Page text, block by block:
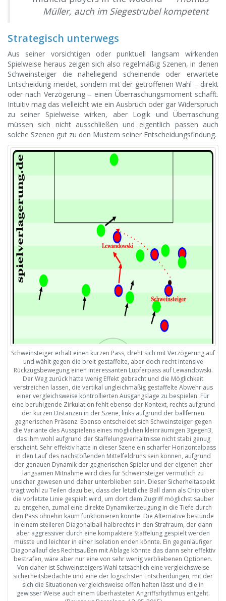
Müller, auch im Siegestrubel kompetent
Strategisch unterwegs
Aus seiner vorsichtigen oder punktuell langsam wirkenden
Spielweise heraus zeigen sich also regelmäßig Szenen, in denen
Schweinsteiger die naheliegend scheinende oder erwartete
Entscheidung meidet, sondern mit der getroffenen Wahl – direkt
oder nach Verzögerung – einen Überraschungsmoment schafft.
Intuitiv mag das vielleicht wie ein Ausbruch oder gar Widerspruch
zu seiner Spielweise wirken, aber Logik und Überraschung
müssen sich nicht ausschließen und eigentlich passen auch
solche Szenen gut zu den Mustern seiner Entscheidungsfindung.
Schweinsteiger erhält einen kurzen Pass, dreht sich mit Verzögerung auf
und wählt gegen die breit gestaffelte, aber doch recht intensive
Rückzugsbewegung einen interessanten Lupferpass auf Lewandowski.
Der Weg zurück hätte wenig Effekt gebracht und die Möglichkeit
verstreichen lassen, die vertikal ungleichmäßig gestaffelte Abwehr aus
einer vergleichsweise kontrollierten Ausgangslage zu bespielen. Für
eine beruhigende Zirkulation fehlt ebenso der Kontext, rechts aufgrund
der kurzen Distanzen in der Szene, links aufgrund der ballfernen
gegnerischen Präsenz. Ebenso entscheidet sich Schweinsteiger gegen
die Variante des Ausspielens eines möglichen kleinräumigen 3gegen3,
das ihm wohl aufgrund der Staffelungsverhältnisse nicht stabi genug
erscheint. Sehr effektiv hätte in dieser Szene ein scharfer Horizontalpass
in den Lauf des nachstoßenden Mittelfeldruns sein können, aufgrund
der genauen Dynamik der gegnerischen Spieler und der eigenen eher
langsamen Mitnahme wird dies für Schweinsteiger vermutlich zu
unsicher gewesen und daher unterblieben sein. Dieser Sicherheitaspekt
trägt wohl zu Teilen dazu bei, dass der letztliche Ball dann als Chip über
die vorletzte Linie gespielt wird, um dort dem Zugriff möglichst sauber
zu entgehen, zumal eine direkte Dynamikerzeugung in die Tiefe durch
den Pass ohnehin kaum funktionieren könnte. Die Alternative bestünde
in einem steileren Diagonalball halbrechts in den Strafraum, der dann
aber aggressiver durch eine kompaktere Staffelung gespielt werden
müsste und leichter in einer Isolation enden könnte. Ein gegenläufiger
Diagonallauf des Rechtsaußen mit Ablage könnte das dann sehr effektiv
bestrafen, wäre aber nur eine von sehr wenig verbliebenen Optionen.
Von daher ist Schweinsteigers Wahl tatsächlich eine vergleichsweise
sicherheitsbedachte und eine der logischsten Entscheidungen, mit der
sich die Situationen vergleichsweise offen halten lässt und die in
gewisser Weise auch einem überhasteten Angriffsrhythmus entgeht.